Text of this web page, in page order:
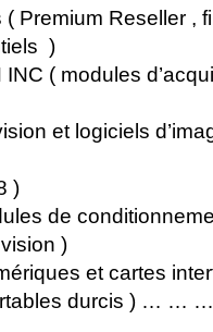
Premium Reseller ,
)
( modules
et logiciels
)
de
)
et cartes
durcis ) … … …